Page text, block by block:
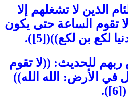
الذين لا تشغلهم إلا
تقوم الساعة حتى يكون
لكع بن لكع))([5]).
للحديث: ((لا تقوم
في الأرض: الله الله))
([6]).